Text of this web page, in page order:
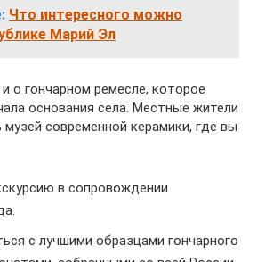
Что интересного можно
Марий Эл
о гончарном ремесле, которое
основания села. Местные жители
современной керамики, где вы
в сопровождении
с лучшими образцами гончарного